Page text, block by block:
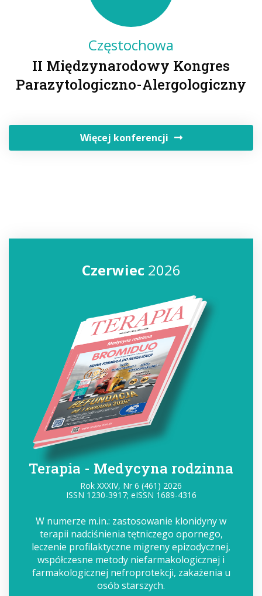
Częstochowa
II Międzynarodowy Kongres
Parazytologiczno-Alergologiczny
Więcej konferencji
Czerwiec2026
Terapia - Medycyna rodzinna
Rok XXXIV, Nr 6 (461) 2026
ISSN 1230-3917; eISSN 1689-4316
W numerze m.in.: zastosowanie klonidyny w
terapii nadciśnienia tętniczego opornego,
leczenie profilaktyczne migreny epizodycznej,
współczesne metody niefarmakologicznej i
farmakologicznej nefroprotekcji, zakażenia u
osób starszych.